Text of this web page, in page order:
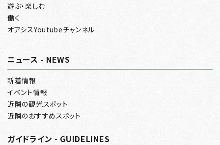
遊ぶ・楽しむ
働く
オアシスYoutubeチャンネル
ニュース - NEWS
新着情報
イベント情報
近隣の観光スポット
近隣のおすすめスポット
ガイドライン - GUIDELINES